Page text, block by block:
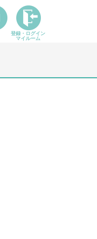
登録・ログイン
マイルーム